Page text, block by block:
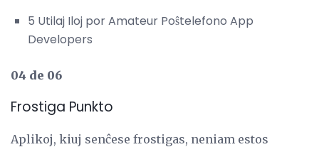
5 Utilaj Iloj por Amateur Poŝtelefono App
Developers
04 de 06
Frostiga Punkto
Aplikoj, kiuj senĉese frostigas, neniam estos